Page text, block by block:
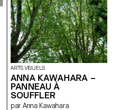
ARTS VISUELS
ANNA KAWAHARA –
PANNEAU À
SOUFFLER
par Anna Kawahara